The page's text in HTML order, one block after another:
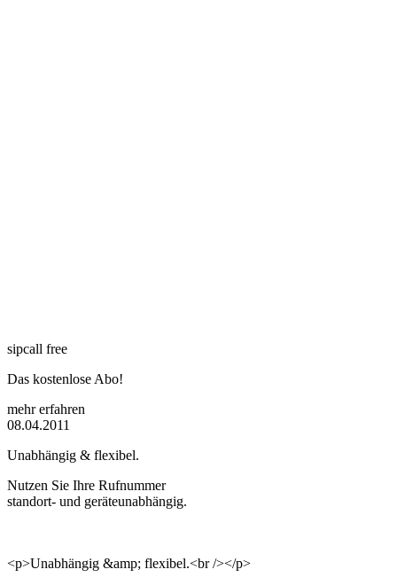
sipcall free
Das kostenlose Abo!
mehr erfahren
08.04.2011
Unabhängig & flexibel.
Nutzen Sie Ihre Rufnummer
standort- und geräteunabhängig.
<p>Unabhängig &amp; flexibel.<br /></p>